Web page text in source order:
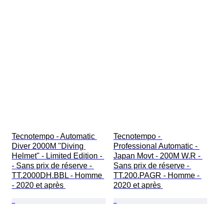
Tecnotempo - Automatic
Diver 2000M "Diving
Helmet" - Limited Edition -
- Sans prix de réserve -
TT.2000DH.BBL - Homme
- 2020 et après
Tecnotempo -
Professional Automatic -
Japan Movt - 200M W.R -
Sans prix de réserve -
TT.200.PAGR - Homme -
2020 et après